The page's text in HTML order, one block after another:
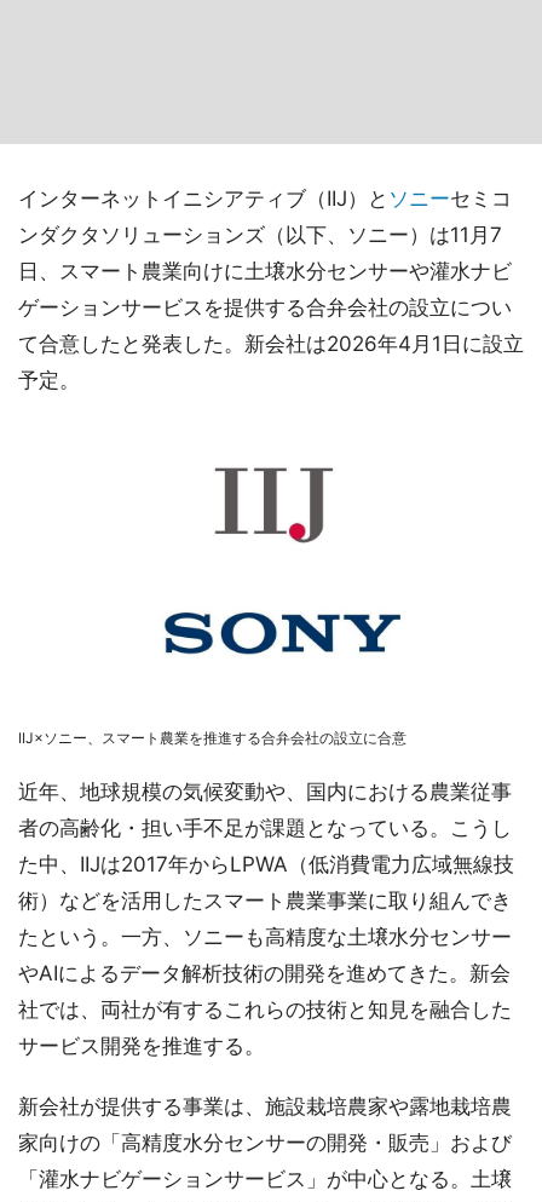
インターネットイニシアティブ（IIJ）と ソニーセミコ
ンダクタソリューションズ（以下、ソニー）は11月7
日、スマート農業向けに土壌水分センサーや灌水ナビ
ゲーションサービスを提供する合弁会社の設立につい
て合意したと発表した。新会社は2026年4月1日に設立
予定。
IIJ×ソニー、スマート農業を推進する合弁会社の設立に合意
近年、地球規模の気候変動や、国内における農業従事
者の高齢化・担い手不足が課題となっている。こうし
た中、IIJは2017年からLPWA（低消費電力広域無線技
術）などを活用したスマート農業事業に取り組んでき
たという。一方、ソニーも高精度な土壌水分センサー
やAIによるデータ解析技術の開発を進めてきた。新会
社では、両社が有するこれらの技術と知見を融合した
サービス開発を推進する。
新会社が提供する事業は、施設栽培農家や露地栽培農
家向けの「高精度水分センサーの開発・販売」および
「灌水ナビゲーションサービス」が中心となる。土壌